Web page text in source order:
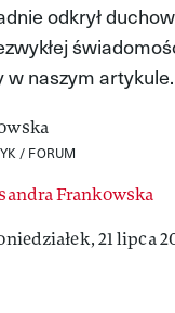
odkrył
w naszym artykule.
/ FORUM
Frankowska
21 lipca
whatsapp
przyjaciela